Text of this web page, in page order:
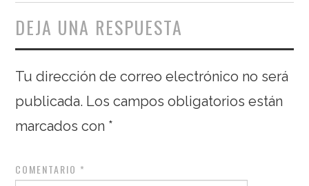
DEJA UNA RESPUESTA
Tu dirección de correo electrónico no será
publicada. Los campos obligatorios están
marcados con *
COMENTARIO *